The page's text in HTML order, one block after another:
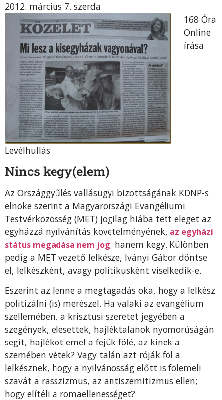
2012. március 7. szerda
168 Óra
Online
írása
Levélhullás
Nincs kegy(elem)
Az Országgyűlés vallásügyi bizottságának KDNP-s
elnöke szerint a Magyarországi Evangéliumi
Testvérközösség (MET) jogilag hiába tett eleget az
egyházzá nyilvánítás követelményének, az egyházi
státus megadása nem jog, hanem kegy. Különben
pedig a MET vezető lelkésze, Iványi Gábor döntse
el, lelkészként, avagy politikusként viselkedik-e.
Eszerint az lenne a megtagadás oka, hogy a lelkész
politizálni (is) merészel. Ha valaki az evangélium
szellemében, a krisztusi szeretet jegyében a
szegények, elesettek, hajléktalanok nyomorúságán
segít, hajlékot emel a fejük fölé, az kinek a
szemében vétek? Vagy talán azt róják föl a
lelkésznek, hogy a nyilvánosság előtt is fölemeli
szavát a rasszizmus, az antiszemitizmus ellen;
hogy elítéli a romaellenességet?